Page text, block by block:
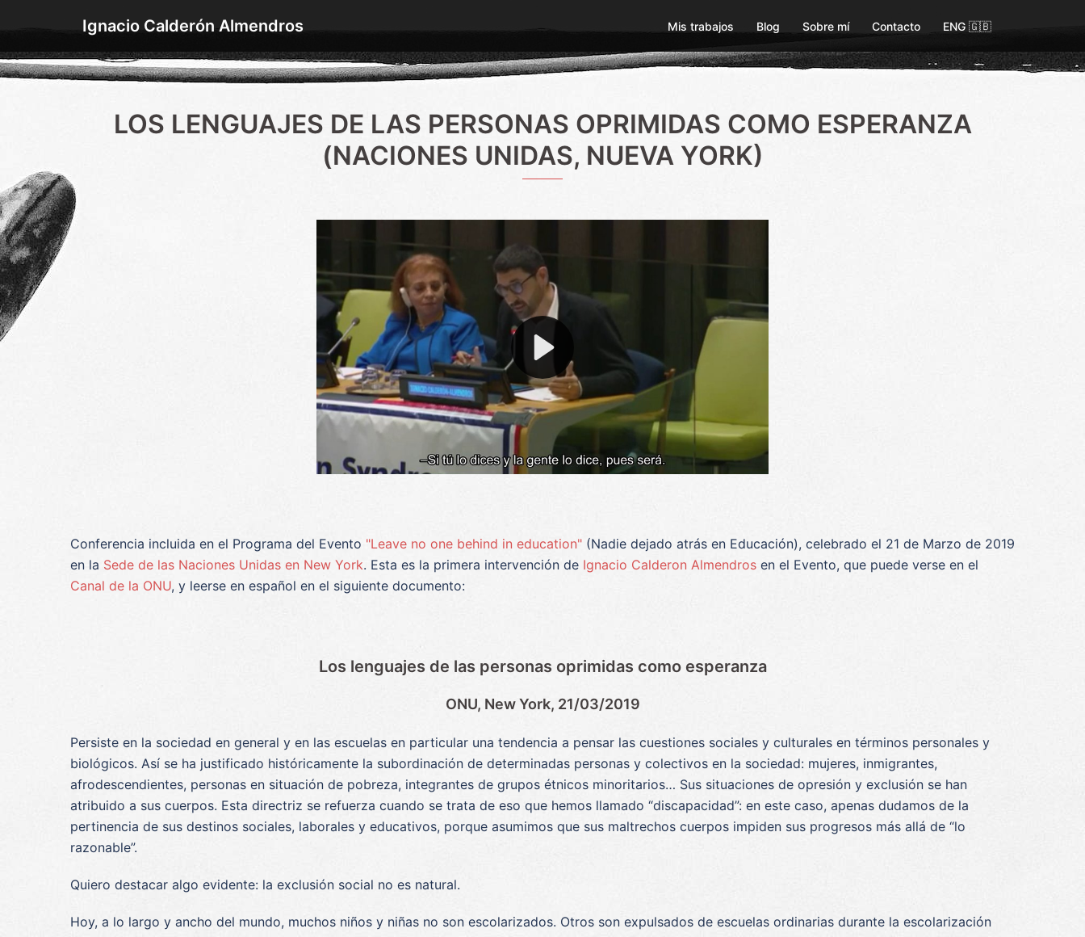
al
contenido
Ignacio Calderón Almendros Mis trabajos Blog Sobre mí Contacto ENG 🇬🇧
LOS LENGUAJES DE LAS PERSONAS OPRIMIDAS COMO ESPERANZA
(NACIONES UNIDAS, NUEVA YORK)
Conferencia incluida en el Programa del Evento "Leave no one behind in education" (Nadie dejado atrás en Educación), celebrado el 21 de Marzo de 2019
en la Sede de las Naciones Unidas en New York. Esta es la primera intervención de Ignacio Calderon Almendros en el Evento, que puede verse en el
Canal de la ONU, y leerse en español en el siguiente documento:
Los lenguajes de las personas oprimidas como esperanza
ONU, New York, 21/03/2019
Persiste en la sociedad en general y en las escuelas en particular una tendencia a pensar las cuestiones sociales y culturales en términos personales y
biológicos. Así se ha justificado históricamente la subordinación de determinadas personas y colectivos en la sociedad: mujeres, inmigrantes,
afrodescendientes, personas en situación de pobreza, integrantes de grupos étnicos minoritarios… Sus situaciones de opresión y exclusión se han
atribuido a sus cuerpos. Esta directriz se refuerza cuando se trata de eso que hemos llamado “discapacidad”: en este caso, apenas dudamos de la
pertinencia de sus destinos sociales, laborales y educativos, porque asumimos que sus maltrechos cuerpos impiden sus progresos más allá de “lo
razonable”.
Quiero destacar algo evidente: la exclusión social no es natural.
Hoy, a lo largo y ancho del mundo, muchos niños y niñas no son escolarizados. Otros son expulsados de escuelas ordinarias durante la escolarización